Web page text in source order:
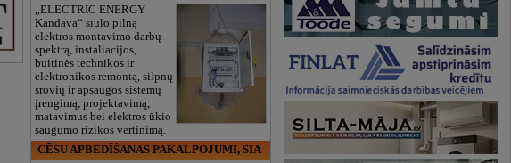
„ELECTRIC ENERGY
Kandava“ siūlo pilną
elektros montavimo darbų
spektrą, instaliacijos,
buitinės technikos ir
elektronikos remontą, silpnų
srovių ir apsaugos sistemų
įrengimą, projektavimą,
matavimus bei elektros ūkio
saugumo rizikos vertinimą.
CĒSU APBEDĪŠANAS PAKALPOJUMI, SIA